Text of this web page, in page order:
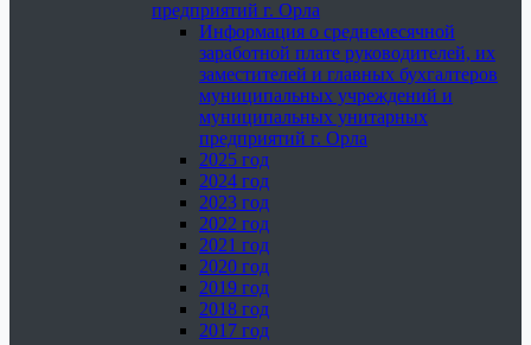
предприятий г. Орла
Информация о среднемесячной
заработной плате руководителей, их
заместителей и главных бухгалтеров
муниципальных учреждений и
муниципальных унитарных
предприятий г. Орла
2025 год
2024 год
2023 год
2022 год
2021 год
2020 год
2019 год
2018 год
2017 год